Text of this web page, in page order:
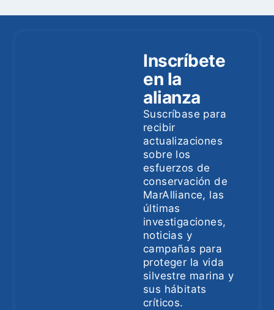
Inscríbete
en la
alianza
Suscríbase para
recibir
actualizaciones
sobre los
esfuerzos de
conservación de
MarAlliance, las
últimas
investigaciones,
noticias y
campañas para
proteger la vida
silvestre marina y
sus hábitats
críticos.